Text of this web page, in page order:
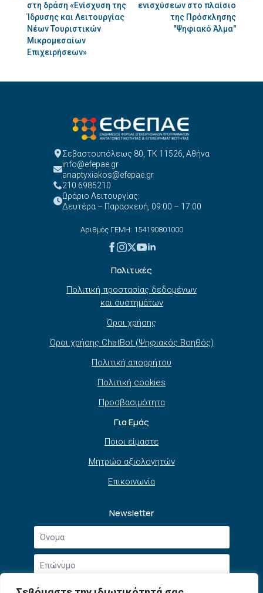
στη δράση «Ενίσχυση της
Ίδρυσης και Λειτουργίας
Νέων Τουριστικών
Μικρομεσαίων
Επιχειρήσεων»
ενισχύσεων στο πλαίσιο
της Πρόσκλησης
"Ψηφιακό Άλμα"
Σεβαστουπόλεως 80, ΤΚ 11526, Αθήνα
info@efepae.gr
anaptyxiakos@efepae.gr
210 6985210
Ωράριο Λειτουργίας:
Δευτέρα – Παρασκευή, 09:00 – 17:00
Αριθμός ΓΕΜΗ: 154190801000
Πολιτικές
Πολιτική προστασίας δεδομένων
και συστημάτων
Όροι χρήσης
Όροι χρήσης ChatBot (Ψηφιακός Βοηθός)
Πολιτική απορρήτου
Πολιτική cookies
Προσβασιμότητα
Για Εμάς
Ποιοι είμαστε
Μητρώο αξιολογητών
Επικοινωνία
Newsletter
Όνομα
Επώνυμο
Email